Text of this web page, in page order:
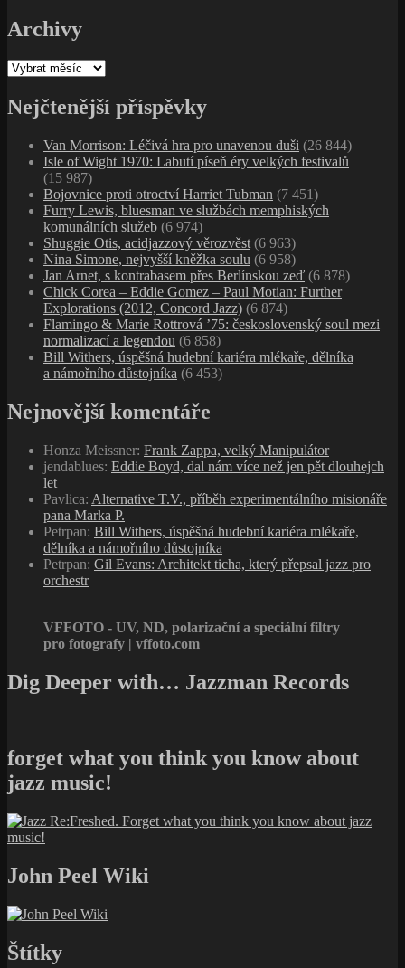
Archivy
Archivy
Nejčtenější příspěvky
Van Morrison: Léčivá hra pro unavenou duši (26 844)
Isle of Wight 1970: Labutí píseň éry velkých festivalů
(15 987)
Bojovnice proti otroctví Harriet Tubman (7 451)
Furry Lewis, bluesman ve službách memphiských
komunálních služeb (6 974)
Shuggie Otis, acidjazzový věrozvěst (6 963)
Nina Simone, nejvyšší kněžka soulu (6 958)
Jan Arnet, s kontrabasem přes Berlínskou zeď (6 878)
Chick Corea – Eddie Gomez – Paul Motian: Further
Explorations (2012, Concord Jazz) (6 874)
Flamingo & Marie Rottrová ’75: československý soul mezi
normalizací a legendou (6 858)
Bill Withers, úspěšná hudební kariéra mlékaře, dělníka
a námořního důstojníka (6 453)
Nejnovější komentáře
Honza Meissner: Frank Zappa, velký Manipulátor
jendablues: Eddie Boyd, dal nám více než jen pět dlouhejch
let
Pavlica: Alternative T.V., příběh experimentálního misionáře
pana Marka P.
Petrpan: Bill Withers, úspěšná hudební kariéra mlékaře,
dělníka a námořního důstojníka
Petrpan: Gil Evans: Architekt ticha, který přepsal jazz pro
orchestr
VFFOTO - UV, ND, polarizační a speciální filtry
pro fotografy | vffoto.com
Dig Deeper with… Jazzman Records
forget what you think you know about
jazz music!
John Peel Wiki
Štítky